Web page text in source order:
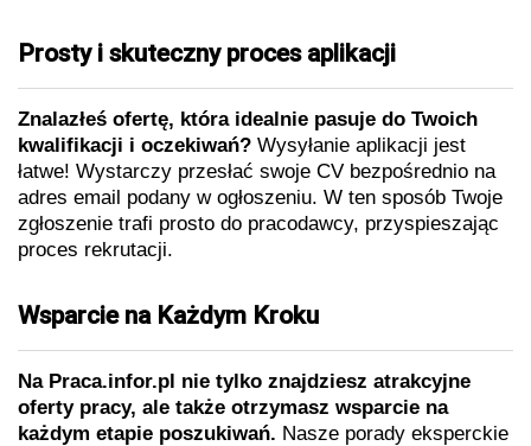
Prosty i skuteczny proces aplikacji
Znalazłeś ofertę, która idealnie pasuje do Twoich
kwalifikacji i oczekiwań? Wysyłanie aplikacji jest
łatwe! Wystarczy przesłać swoje CV bezpośrednio na
adres email podany w ogłoszeniu. W ten sposób Twoje
zgłoszenie trafi prosto do pracodawcy, przyspieszając
proces rekrutacji.
Wsparcie na Każdym Kroku
Na Praca.infor.pl nie tylko znajdziesz atrakcyjne
oferty pracy, ale także otrzymasz wsparcie na
każdym etapie poszukiwań. Nasze porady eksperckie